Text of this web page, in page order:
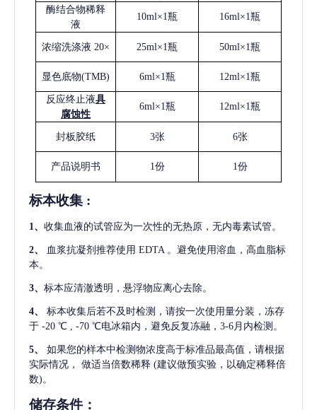
酶结合物稀释
液
10ml×1瓶 16ml×1瓶
浓缩洗涤液 20× 25ml×1瓶 50ml×1瓶
显色底物(TMB) 6ml×1瓶 12ml×1瓶
反应终止液具
腐蚀性
6ml×1瓶 12ml×1瓶
封板胶纸 3张 6张
产品说明书 1份 1份
标本收集 :
1 、 收集血液的试管应为一次性的无热原，无内毒素试管。
2、 血浆抗凝剂推荐使用 EDTA 。避免使用溶血，高血脂标
本。
3、 标本应清澈透明，悬浮物应离心去除。
4、
标本收集后若不及时检测，请按一次使用量分装，冻存
于 -20 ℃ , -70 ℃电冰箱内，避免反复冻融，3-6月内检测。
5、
如果您的样本中检测物浓度高于标准品最高值，请根据
实际情况，
做适当倍数稀释 (建议做预实验，以确定稀释倍
数)。
储存条件：